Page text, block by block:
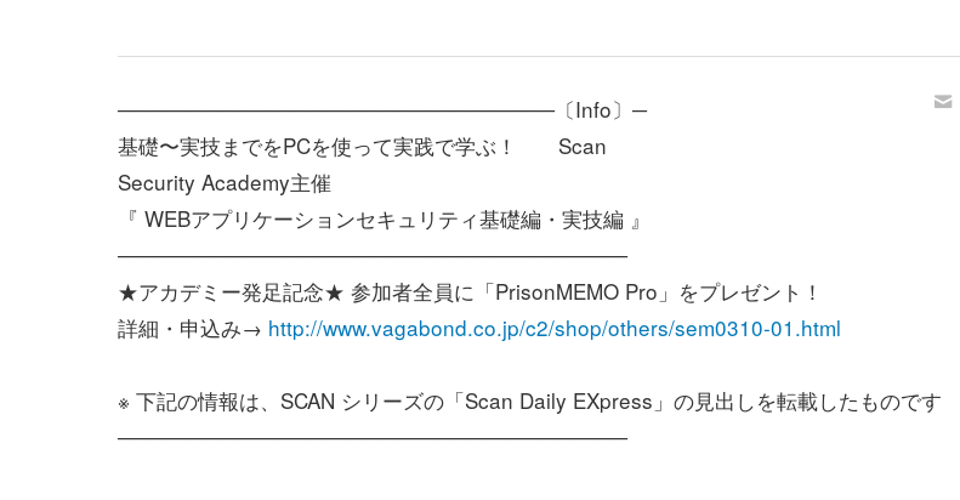
──────────────────────────────〔Info〕─
基礎〜実技までをPCを使って実践で学ぶ！ Scan
Security Academy主催
『 WEBアプリケーションセキュリティ基礎編・実技編 』
───────────────────────────────────
★アカデミー発足記念★ 参加者全員に「PrisonMEMO Pro」をプレゼント！
詳細・申込み→ http://www.vagabond.co.jp/c2/shop/others/sem0310-01.html
※ 下記の情報は、SCAN シリーズの「Scan Daily EXpress」の見出しを転載したものです
───────────────────────────────────